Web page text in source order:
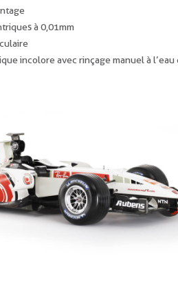
rue de la gare
49360 Maulévrier
France
contact@tell-systems.fr
à 0,01mm
incolore avec rinçage manuel à l’eau